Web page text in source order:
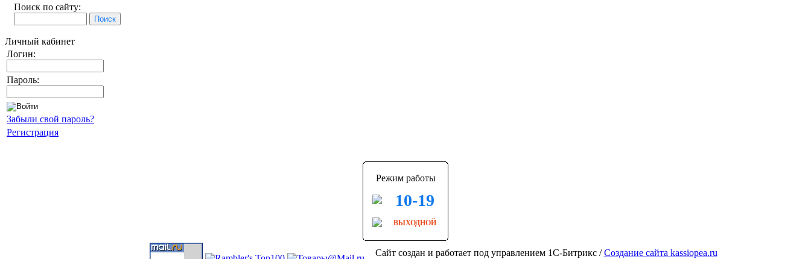
Поиск по сайту:
Личный кабинет
Логин:
Пароль:
Забыли свой пароль?
Регистрация
Режим работы
10-19
ВЫХОДНОЙ
Сайт создан и работает под управлением 1С-Битрикс /Создание сайта kassiopea.ru